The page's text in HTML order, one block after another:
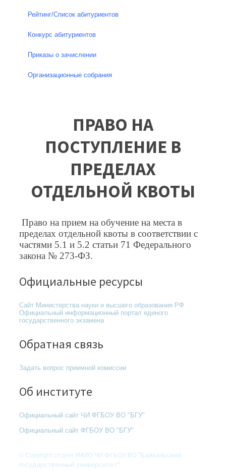
Рейтинг/Список абитуриентов
Конкурс абитуриентов
Приказы о зачислении
Организационные собрания
ПРАВО НА
ПОСТУПЛЕНИЕ В
ПРЕДЕЛАХ
ОТДЕЛЬНОЙ КВОТЫ
Право на прием на обучение на места в
пределах отдельной квоты в соответствии с
частями 5.1 и 5.2 статьи 71 Федерального
закона № 273-ФЗ.
Официальные ресурсы
Сайт Министерства науки и высшего образования РФ
Официальный информационный портал единого
государственного экзамена
Обратная связь
Задать вопрос приемной комиссии
Об институте
Официальный сайт ЧИ ФГБОУ ВО "БГУ"
Официальный сайт ФГБОУ ВО "БГУ"
© Copyright отдел УМИО ЧИ ФГБОУ ВО "Байкальский
государственный университет"